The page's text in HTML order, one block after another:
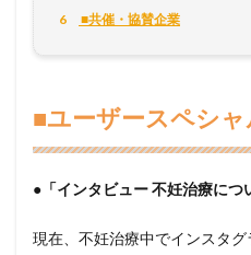
6 ■共催・協賛企業
■ユーザースペシ
●「インタビュー 不妊治療につ
現在、不妊治療中でインスタ